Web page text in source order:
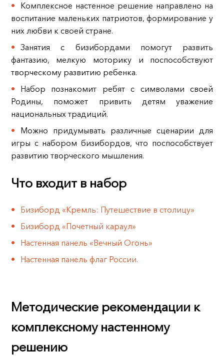
Комплексное настенное решение направлено на
воспитание маленьких патриотов, формирование у
них любви к своей стране.
Занятия с бизибордами помогут развить
фантазию, мелкую моторику и поспособствуют
творческому развитию ребенка.
Набор познакомит ребят с символами своей
Родины, поможет привить детям уважение
национальных традиций.
Можно придумывать различные сценарии для
игры с набором бизибордов, что поспособствует
развитию творческого мышления.
Что входит в набор
Бизиборд «Кремль: Путешествие в столицу»
Бизиборд «Почетный караул»
Настенная панель «Вечный Огонь»
Настенная панель флаг России.
Методические рекомендации к
комплексному настенному
решению